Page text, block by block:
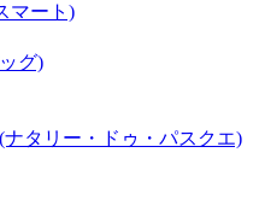
マート)
グ)
(ナタリー・ドゥ・パスクエ)